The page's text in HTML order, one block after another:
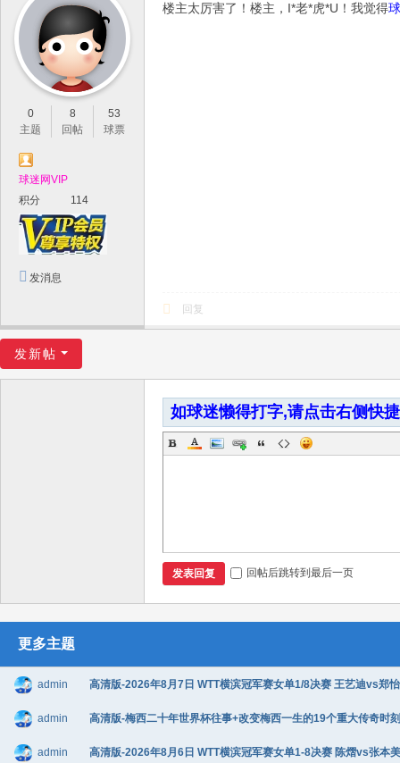
0
主题
8
回帖
53
球票
球迷网VIP
积分
114
发消息
楼主太厉害了！楼主，I*老*虎*U！我觉得
回复
发新帖
如球迷懒得打字,请点击右侧快
发表回复 回帖后跳转到最后一页
更多主题
admin 高清版-2026年8月7日 WTT横滨冠军赛女单1/8决赛 王艺迪vs郑
admin 高清版-梅西二十年世界杯往事+改变梅西一生的19个重大传奇
admin 高清版-2026年8月6日 WTT横滨冠军赛女单1-8决赛 陈熠vs张本